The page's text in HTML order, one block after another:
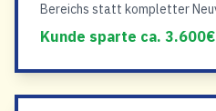
Bereichs statt kompletter
Kunde sparte ca. 3.600€